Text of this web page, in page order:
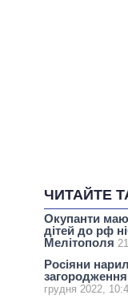
ЧИТАЙТЕ
Окупанти
дітей до рф
Мелітополя
Росіяни
грудня 2022,